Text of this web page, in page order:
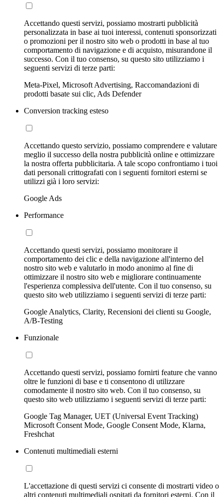
Accettando questi servizi, possiamo mostrarti pubblicità
personalizzata in base ai tuoi interessi, contenuti sponsorizzati
o promozioni per il nostro sito web o prodotti in base al tuo
comportamento di navigazione e di acquisto, misurandone il
successo. Con il tuo consenso, su questo sito utilizziamo i
seguenti servizi di terze parti:
Meta-Pixel, Microsoft Advertising, Raccomandazioni di
prodotti basate sui clic, Ads Defender
Conversion tracking esteso
Accettando questo servizio, possiamo comprendere e valutare
meglio il successo della nostra pubblicità online e ottimizzare
la nostra offerta pubblicitaria. A tale scopo confrontiamo i tuoi
dati personali crittografati con i seguenti fornitori esterni se
utilizzi già i loro servizi:
Google Ads
Performance
Accettando questi servizi, possiamo monitorare il
comportamento dei clic e della navigazione all'interno del
nostro sito web e valutarlo in modo anonimo al fine di
ottimizzare il nostro sito web e migliorare continuamente
l'esperienza complessiva dell'utente. Con il tuo consenso, su
questo sito web utilizziamo i seguenti servizi di terze parti:
Google Analytics, Clarity, Recensioni dei clienti su Google,
A/B-Testing
Funzionale
Accettando questi servizi, possiamo fornirti feature che vanno
oltre le funzioni di base e ti consentono di utilizzare
comodamente il nostro sito web. Con il tuo consenso, su
questo sito web utilizziamo i seguenti servizi di terze parti:
Google Tag Manager, UET (Universal Event Tracking)
Microsoft Consent Mode, Google Consent Mode, Klarna,
Freshchat
Contenuti multimediali esterni
L'accettazione di questi servizi ci consente di mostrarti video o
altri contenuti multimediali ospitati da fornitori esterni. Con il